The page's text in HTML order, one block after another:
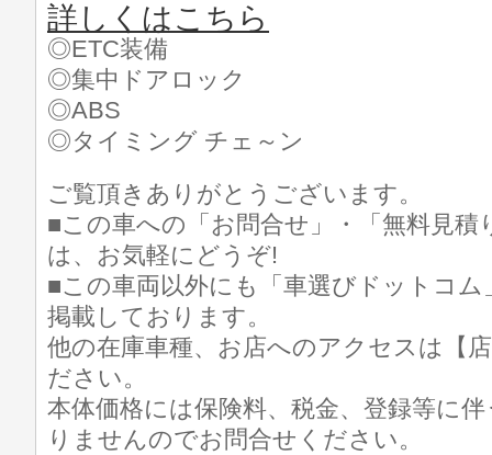
詳しくはこちら
◎ETC装備
◎集中ドアロック
◎ABS
◎タイミング チェ～ン
ご覧頂きありがとうございます。
■この車への「お問合せ」・「無料見積
は、お気軽にどうぞ!
■この車両以外にも「車選びドットコ
掲載しております。
他の在庫車種、お店へのアクセスは【
ださい。
本体価格には保険料、税金、登録等に
りませんのでお問合せください。